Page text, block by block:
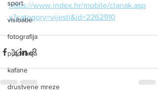
sport
visibabe
fotografija
putovanja
kafane
drustvene mreze
https://www.index.hr/mobile/clanak.asp
x?category=vijesti&id=2262910